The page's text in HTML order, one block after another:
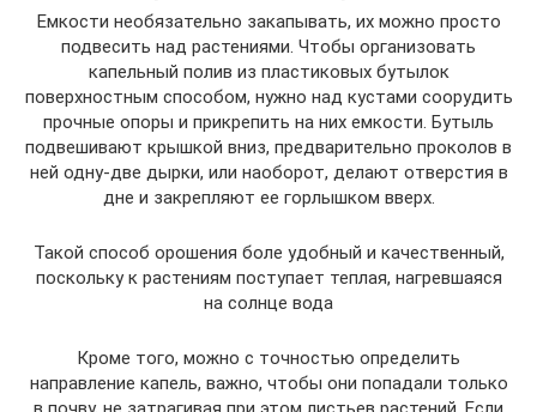
Емкости необязательно закапывать, их можно просто
подвесить над растениями. Чтобы организовать
капельный полив из пластиковых бутылок
поверхностным способом, нужно над кустами соорудить
прочные опоры и прикрепить на них емкости. Бутыль
подвешивают крышкой вниз, предварительно проколов в
ней одну-две дырки, или наоборот, делают отверстия в
дне и закрепляют ее горлышком вверх.
Такой способ орошения боле удобный и качественный,
поскольку к растениям поступает теплая, нагревшаяся
на солнце вода
Кроме того, можно с точностью определить
направление капель, важно, чтобы они попадали только